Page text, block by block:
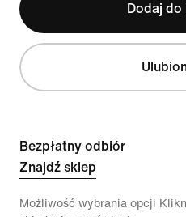
Dodaj do
Bezpłatny odbiór
Znajdź sklep
Możliwość wybrania opcji